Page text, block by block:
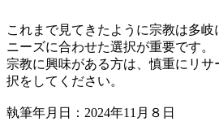
これまで見てきたように宗教は多
ニーズに合わせた選択が重要です。
宗教に興味がある方は、慎重にリ
択をしてください。
執筆年月日：2024年11月８日